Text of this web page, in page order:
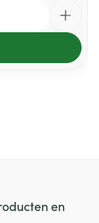
en